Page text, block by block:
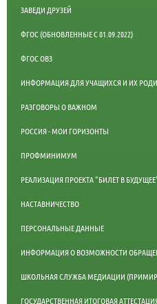
ЗАВЕДИ ДРУЗЕЙ
ФГОС (ОБНОВЛЕННЫЕ С 01.09.2022)
ФГОС ОВЗ
ИНФОРМАЦИЯ ДЛЯ УЧАЩИХСЯ И ИХ
РАЗГОВОРЫ О ВАЖНОМ
РОССИЯ - МОИ ГОРИЗОНТЫ
ПРОФМИНИМУМ
РЕАЛИЗАЦИЯ ПРОЕКТА "БИЛЕТ В
НАСТАВНИЧЕСТВО
ПЕРСОНАЛЬНЫЕ ДАННЫЕ
ИНФОРМАЦИЯ О ВОЗМОЖНОСТИ
ШКОЛЬНАЯ СЛУЖБА МЕДИАЦИИ
ГОСУДАРСТВЕННАЯ ИТОГОВАЯ